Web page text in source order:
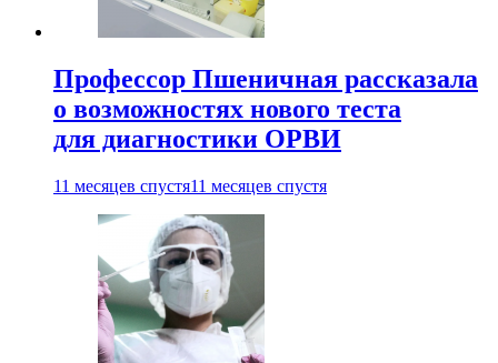
Профессор Пшеничная рассказала
о возможностях нового теста
для диагностики ОРВИ
11 месяцев спустя11 месяцев спустя